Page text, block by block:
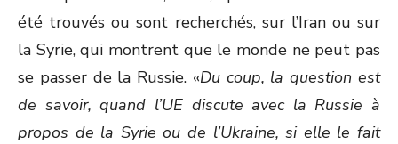
été trouvés ou sont recherchés, sur l’Iran ou sur
la Syrie, qui montrent que le monde ne peut pas
se passer de la Russie. «Du coup, la question est
de savoir, quand l’UE discute avec la Russie à
propos de la Syrie ou de l’Ukraine, si elle le fait